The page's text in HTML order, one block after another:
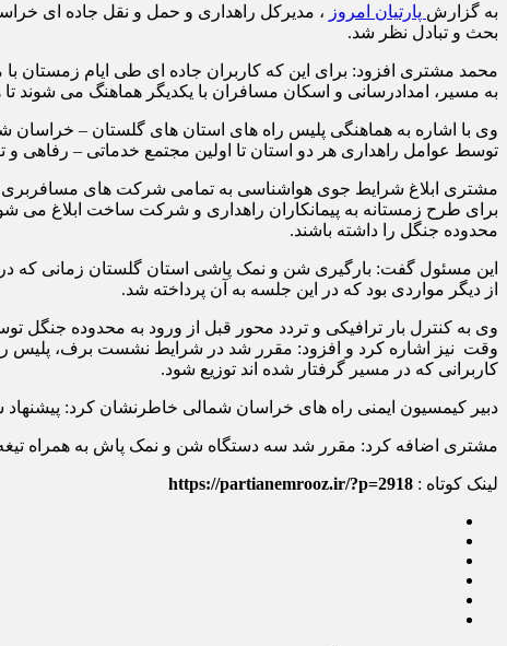
به گزارش پارتیان امروز ، مدیرکل راهداری و حمل و نقل جاده ای
بحث و تبادل نظر شد.
محمد مشتری افزود: برای این که کاربران جاده ای طی ایام زمستان
به مسیر، امدادرسانی و اسکان مسافران با یکدیگر هماهنگ می شوند تا
وی با اشاره به هماهنگی پلیس راه های استان های گلستان – خراسان
توسط عوامل راهداری هر دو استان تا اولین مجتمع خدماتی – رفاهی
مشتری ابلاغ شرایط جوی هواشناسی به تمامی شرکت های مسافربری و
برای طرح زمستانه به پیمانکاران راهداری و شرکت ساخت ابلاغ
محدوده جنگل را داشته باشند.
این مسئول گفت: بارگیری شن و نمک پاشی استان گلستان زمانی که
از دیگر مواردی بود که در این جلسه به آن پرداخته شد.
وی به کنترل بار ترافیکی و تردد محور قبل از ورود به محدوده جنگل
وقت نیز اشاره کرد و افزود: مقرر شد در شرایط نشست برف، پلیس
کاربرانی که در مسیر گرفتار شده اند توزیع شود.
دبیر کیمسیون ایمنی راه های خراسان شمالی خاطرنشان کرد:
مشتری اضافه کرد: مقرر شد سه دستگاه شن و نمک پاش به همراه
لینک کوتاه : https://partianemrooz.ir/?p=2918